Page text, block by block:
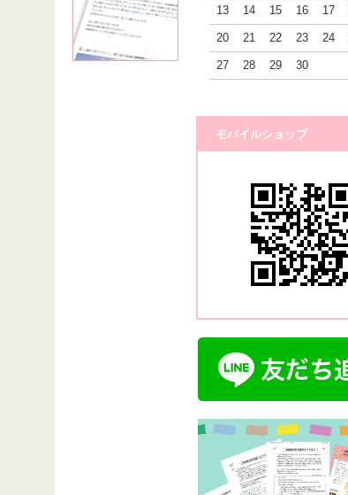
13 14 15 16 17
20 21 22 23 24
27 28 29 30
モバイルショップ